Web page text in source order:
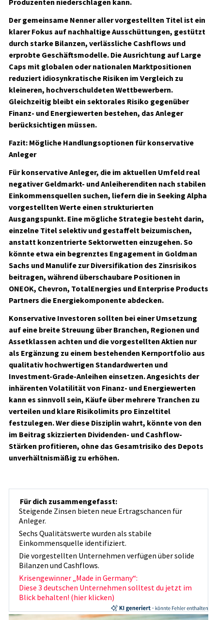
Produzenten niederschlagen kann.
Der gemeinsame Nenner aller vorgestellten Titel ist ein
klarer Fokus auf nachhaltige Ausschüttungen, gestützt
durch starke Bilanzen, verlässliche Cashflows und
erprobte Geschäftsmodelle. Die Ausrichtung auf Large
Caps mit globalen oder nationalen Marktpositionen
reduziert idiosynkratische Risiken im Vergleich zu
kleineren, hochverschuldeten Wettbewerbern.
Gleichzeitig bleibt ein sektorales Risiko gegenüber
Finanz- und Energiewerten bestehen, das Anleger
berücksichtigen müssen.
Fazit: Mögliche Handlungsoptionen für konservative
Anleger
Für konservative Anleger, die im aktuellen Umfeld real
negativer Geldmarkt- und Anleiherenditen nach stabilen
Einkommensquellen suchen, liefern die in Seeking Alpha
vorgestellten Werte einen strukturierten
Ausgangspunkt. Eine mögliche Strategie besteht darin,
einzelne Titel selektiv und gestaffelt beizumischen,
anstatt konzentrierte Sektorwetten einzugehen. So
könnte etwa ein begrenztes Engagement in Goldman
Sachs und Manulife zur Diversifikation des Zinsrisikos
beitragen, während überschaubare Positionen in
ONEOK, Chevron, TotalEnergies und Enterprise Products
Partners die Energiekomponente abdecken.
Konservative Investoren sollten bei einer Umsetzung
auf eine breite Streuung über Branchen, Regionen und
Assetklassen achten und die vorgestellten Aktien nur
als Ergänzung zu einem bestehenden Kernportfolio aus
qualitativ hochwertigen Standardwerten und
Investment-Grade-Anleihen einsetzen. Angesichts der
inhärenten Volatilität von Finanz- und Energiewerten
kann es sinnvoll sein, Käufe über mehrere Tranchen zu
verteilen und klare Risikolimits pro Einzeltitel
festzulegen. Wer diese Disziplin wahrt, könnte von den
im Beitrag skizzierten Dividenden- und Cashflow-
Stärken profitieren, ohne das Gesamtrisiko des Depots
unverhältnismäßig zu erhöhen.
Für dich zusammengefasst:
Steigende Zinsen bieten neue Ertragschancen für
Anleger.
Sechs Qualitätswerte wurden als stabile
Einkommensquelle identifiziert.
Die vorgestellten Unternehmen verfügen über solide
Bilanzen und Cashflows.
Krisengewinner „Made in Germany“:
Diese 3 deutschen Unternehmen solltest du jetzt im
Blick behalten! (hier klicken)